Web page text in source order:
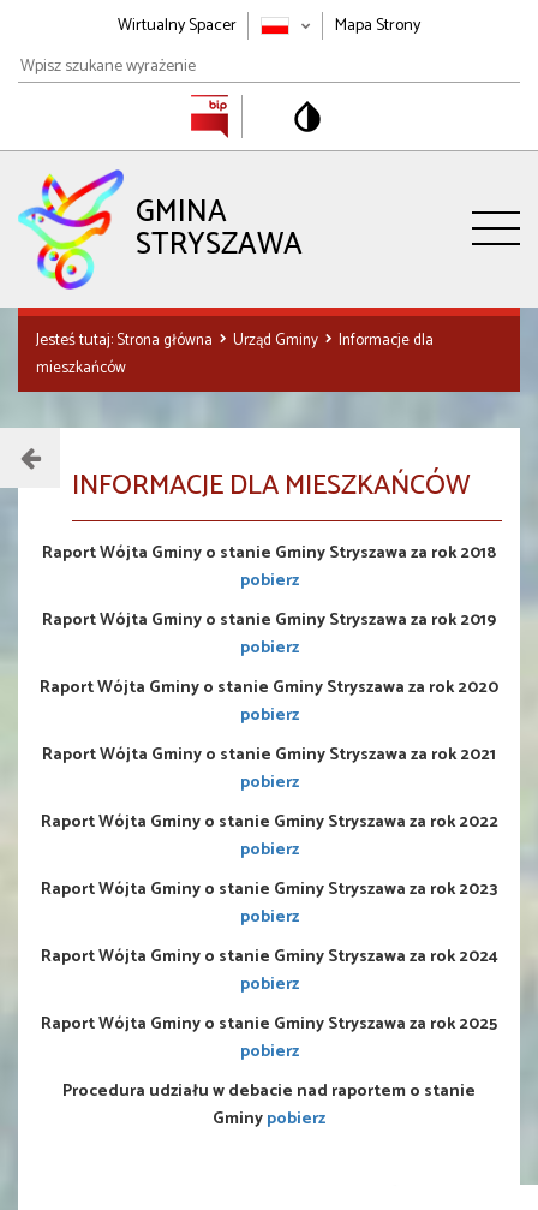
Wirtualny Spacer
Mapa Strony
Wpisz
szukane
GMINA
STRYSZAWA
Jesteś tutaj:Strona główna Urząd Gminy
Informacje dla
mieszkańców
Menu
INFORMACJE DLA MIESZKAŃCÓW
Raport Wójta Gminy o stanie Gminy Stryszawa za rok 2018
pobierz
Raport Wójta Gminy o stanie Gminy Stryszawa za rok 2019
pobierz
Raport Wójta Gminy o stanie Gminy Stryszawa za rok 2020
pobierz
Raport Wójta Gminy o stanie Gminy Stryszawa za rok 2021
pobierz
Raport Wójta Gminy o stanie Gminy Stryszawa za rok 2022
pobierz
Raport Wójta Gminy o stanie Gminy Stryszawa za rok 2023
pobierz
Raport Wójta Gminy o stanie Gminy Stryszawa za rok 2024
pobierz
Raport Wójta Gminy o stanie Gminy Stryszawa za rok 2025
pobierz
Procedura udziału w debacie nad raportem o stanie
Gminypobierz